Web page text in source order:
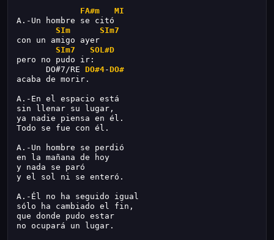
FA#m
MI
A.-Un hombre se citó
SIm
SIm7
con un amigo ayer
SIm7
SOL#D
pero no pudo ir:
DO#7/RE DO#4-DO#
acaba de morir.
A.-En el espacio está
sin llenar su lugar,
ya nadie piensa en él.
Todo se fue con él.
A.-Un hombre se perdió
en la mañana de hoy
y nada se paró
y el sol ni se enteró.
A.-Él no ha seguido igual
sólo ha cambiado el fin,
que donde pudo estar
no ocupará un lugar.